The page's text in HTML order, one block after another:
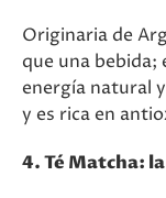
Originaria de
que una
energía natural
y es rica en
4. Té Matcha: